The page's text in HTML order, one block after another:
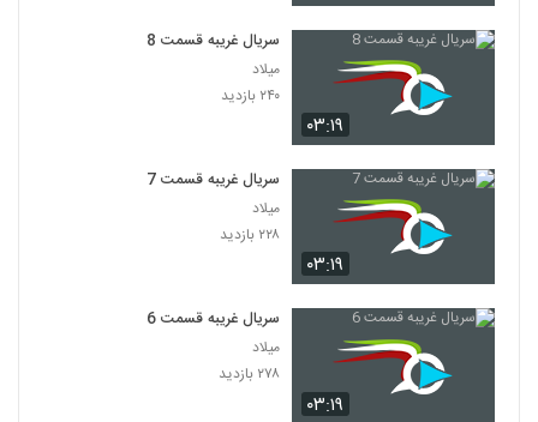
۰۳:۱۹
سریال غریبه قسمت 8
میلاد
۲۴۰ بازدید
۰۳:۱۹
سریال غریبه قسمت 7
میلاد
۲۲۸ بازدید
۰۳:۱۹
سریال غریبه قسمت 6
میلاد
۲۷۸ بازدید